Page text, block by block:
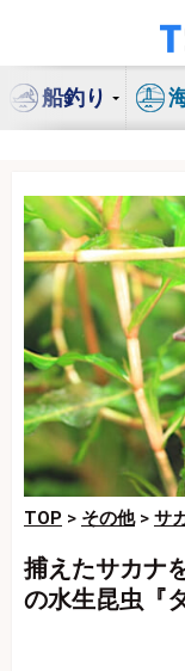
ン
船釣り
TOP > その他> サ
捕えたサカナ
の水生昆虫『